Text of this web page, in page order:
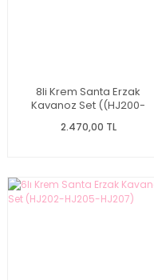
8li Krem Santa Erzak
Kavanoz Set ((HJ200-
2.470,00 TL